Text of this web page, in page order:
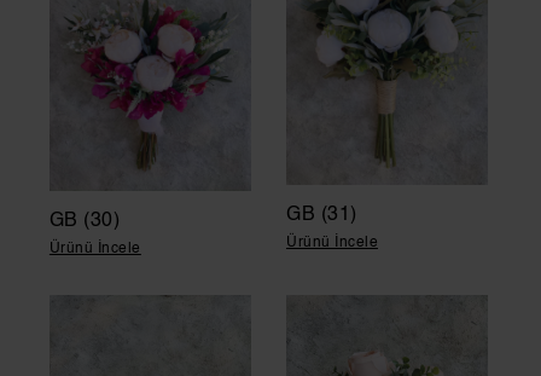
GB (30)
Ürünü İncele
GB (31)
Ürünü İncele